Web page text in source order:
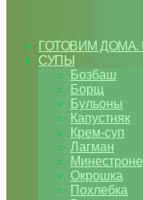
ГОТОВИМ
СУПЫ
Бозбаш
Борщ
Бульоны
Капустняк
Крем-суп
Лагман
Минестроне
Окрошка
Похлебка